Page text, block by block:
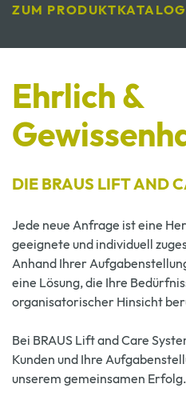
ZUM PRODUKTKATALOG
Ehrlich &
DIE BRAUS LIFT AND
Jede neue Anfrage ist eine
geeignete und individuell
Anhand Ihrer
eine Lösung, die Ihre
organisatorischer Hinsicht
Bei BRAUS Lift and Care
Kunden und Ihre
unserem gemeinsamen Erfolg.